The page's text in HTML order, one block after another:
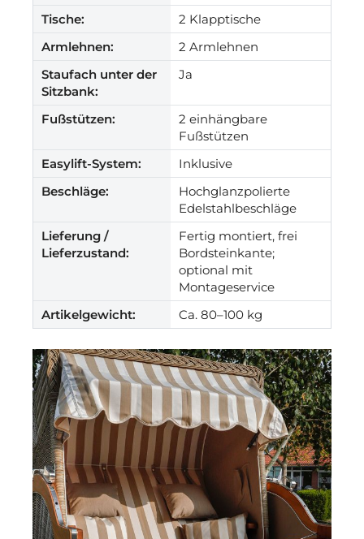
Tische:
2 Klapptische
Armlehnen:
2 Armlehnen
Staufach unter der
Sitzbank:
Ja
Fußstützen:
2 einhängbare
Fußstützen
Easylift-System:
Inklusive
Beschläge:
Hochglanzpolierte
Edelstahlbeschläge
Lieferung /
Lieferzustand:
Fertig montiert, frei
Bordsteinkante;
optional mit
Montageservice
Artikelgewicht:
Ca. 80–100 kg